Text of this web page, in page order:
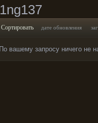
Сортировать дате обновления
По вашему запросу ничего не